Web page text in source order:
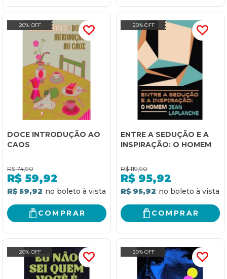
20% OFF
DOCE INTRODUÇÃO AO
CAOS
R$ 74,90
R$ 59,92
R$ 59,92
COMPRAR
20% OFF
ENTRE A SEDUÇÃO E A
INSPIRAÇÃO: O HOMEM
R$ 119,90
R$ 95,92
R$ 95,92
COMPRAR
20% OFF 20% OFF